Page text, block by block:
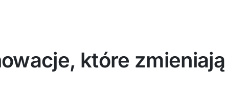
które zmieniają